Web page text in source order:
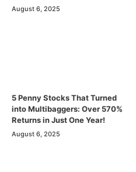
August 6, 2025
5 Penny Stocks That Turned
into Multibaggers: Over 570%
Returns in Just One Year!
August 6, 2025